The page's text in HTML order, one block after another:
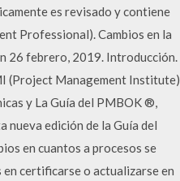
es revisado y contiene
Professional). Cambios en la
26 febrero, 2019. Introducción.
(Project Management Institute),
y La Guía del PMBOK ®,
edición de la Guía del
en cuantos a procesos se
certificarse o actualizarse en